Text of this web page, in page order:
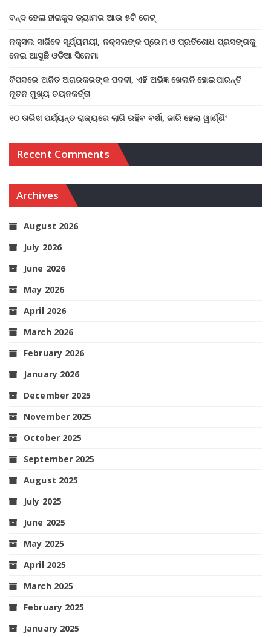
ବନ୍ଦ ହେଲା ହୀରାକୁଦ ଡ୍ୟାମର ଆଉ ୫ଟି ଗେଟ୍
ନକ୍ସଲ ସାଜିବେ ସୂର୍ଯ୍ୟମୟୀ, ନକ୍ସଲଙ୍କ ପ୍ରେମ ଓ ପ୍ରତିଶୋଧ ପ୍ରସଙ୍ଗକୁ
ନେଇ ଆସୁଛି ଓଡିଆ ସିନେମା
ବିପଦରେ ଅଜିତ ଅଗରକରଙ୍କ ପଦବୀ, ଏହି ଅଭିଜ୍ଞ ଖେଳାଳି ହୋଇପାରନ୍ତି
ନୂତନ ମୁଖ୍ୟ ଚୟନକର୍ତ୍ତା
୧୦ ତାରିଖ ପର୍ଯ୍ୟନ୍ତ ରାଜ୍ୟରେ ଲାଗି ରହିବ ବର୍ଷା, ଜାରି ହେଲା ୱାର୍ଣ୍ଣିଂ
Recent Comments
Archives
August 2026
July 2026
June 2026
May 2026
April 2026
March 2026
February 2026
January 2026
December 2025
November 2025
October 2025
September 2025
August 2025
July 2025
June 2025
May 2025
April 2025
March 2025
February 2025
January 2025